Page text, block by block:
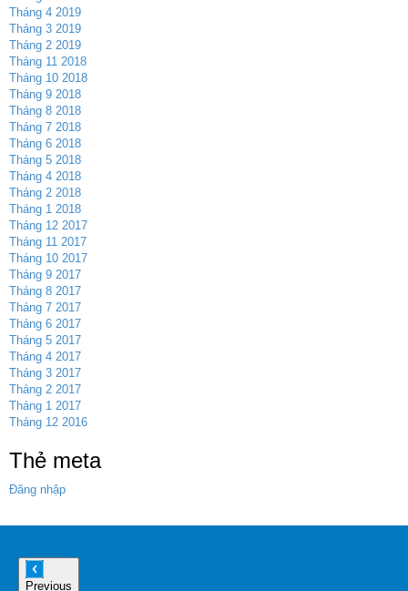
Tháng 4 2019
Tháng 3 2019
Tháng 2 2019
Tháng 11 2018
Tháng 10 2018
Tháng 9 2018
Tháng 8 2018
Tháng 7 2018
Tháng 6 2018
Tháng 5 2018
Tháng 4 2018
Tháng 2 2018
Tháng 1 2018
Tháng 12 2017
Tháng 11 2017
Tháng 10 2017
Tháng 9 2017
Tháng 8 2017
Tháng 7 2017
Tháng 6 2017
Tháng 5 2017
Tháng 4 2017
Tháng 3 2017
Tháng 2 2017
Tháng 1 2017
Tháng 12 2016
Thẻ meta
Đăng nhập
Previous